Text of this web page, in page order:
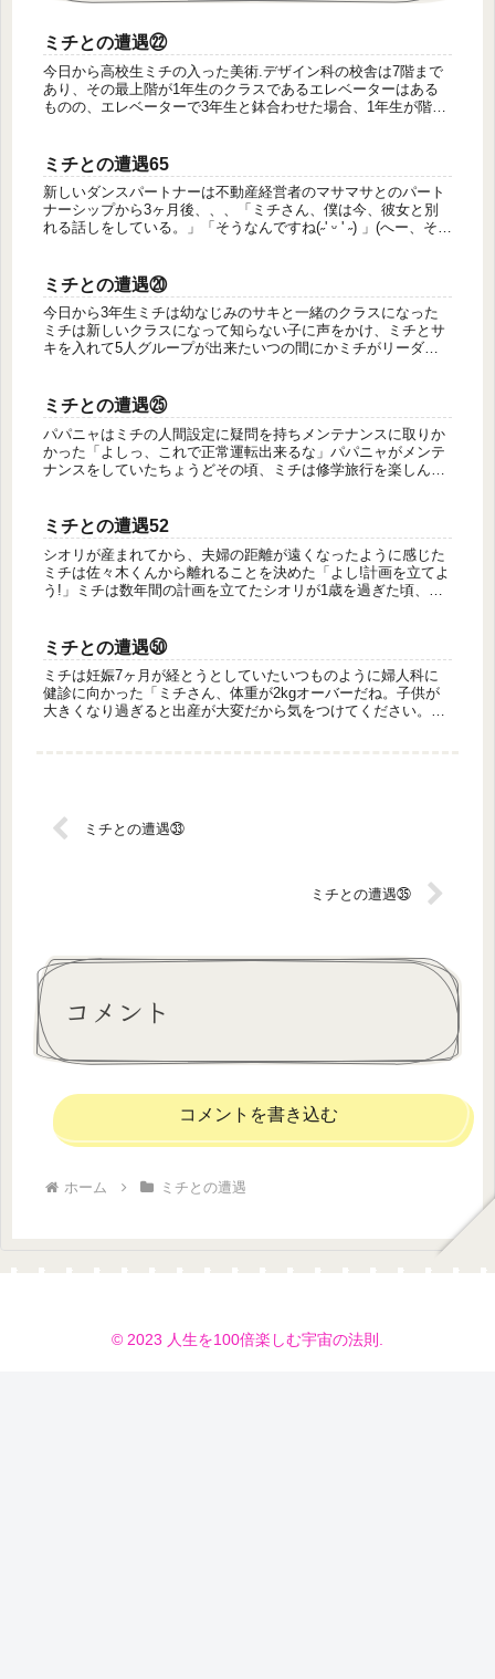
ミチとの遭遇㉒
今日から高校生ミチの入った美術.デザイン科の校舎は7階まで
あり、その最上階が1年生のクラスであるエレベーターはある
ものの、エレベーターで3年生と鉢合わせた場合、1年生が階段
ミチとの遭遇65
新しいダンスパートナーは不動産経営者のマサマサとのパート
ナーシップから3ヶ月後、、、「ミチさん、僕は今、彼女と別
れる話しをしている。」「そうなんですね(˶' ᵕ ' ˶) 」(へー、そう
ミチとの遭遇⑳
今日から3年生ミチは幼なじみのサキと一緒のクラスになった
ミチは新しいクラスになって知らない子に声をかけ、ミチとサ
キを入れて5人グループが出来たいつの間にかミチがリーダー
ミチとの遭遇㉕
パパニャはミチの人間設定に疑問を持ちメンテナンスに取りか
かった「よしっ、これで正常運転出来るな」パパニャがメンテ
ナンスをしていたちょうどその頃、ミチは修学旅行を楽しんで
ミチとの遭遇52
シオリが産まれてから、夫婦の距離が遠くなったように感じた
ミチは佐々木くんから離れることを決めた「よし!計画を立てよ
う!」ミチは数年間の計画を立てたシオリが1歳を過ぎた頃、
ミチとの遭遇㊿
ミチは妊娠7ヶ月が経とうとしていたいつものように婦人科に
健診に向かった「ミチさん、体重が2kgオーバーだね。子供が
大きくなり過ぎると出産が大変だから気をつけてください。」
ミチとの遭遇㉝
ミチとの遭遇㉟
コメント
コメントを書き込む
ホーム ミチとの遭遇
© 2023 人生を100倍楽しむ宇宙の法則.